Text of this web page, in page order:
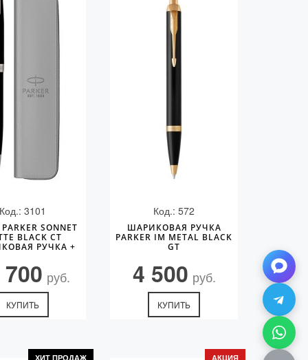
3101
SONNET
BLACK CT
РУЧКА +
руб.
КУПИТЬ
Код.: 572
ШАРИКОВАЯ РУЧКА
PARKER IM METAL BLACK
GT
4 500 руб.
КУПИТЬ
ХИТ ПРОДАЖ АКЦИЯ